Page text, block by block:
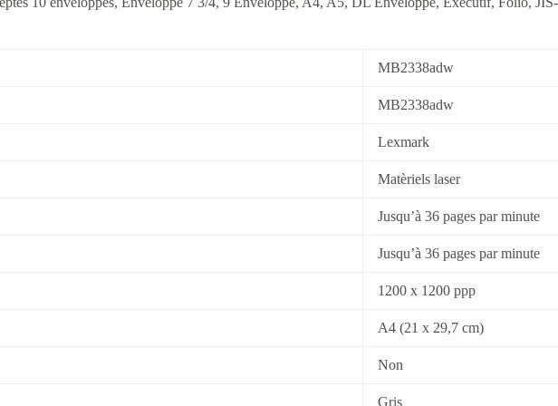
MB2338adw
MB2338adw
Lexmark
Matèriels laser
Jusqu’à 36 pages par minute
Jusqu’à 36 pages par minute
1200 x 1200 ppp
A4 (21 x 29,7 cm)
Non
Gris